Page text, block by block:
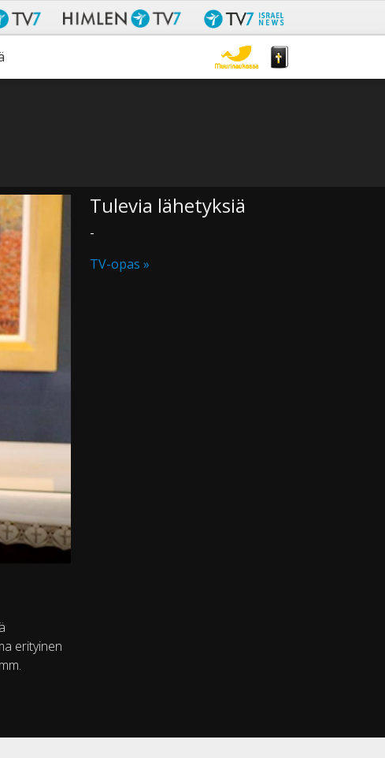
erityinen
Tulevia lähetyksiä
-
TV-opas »